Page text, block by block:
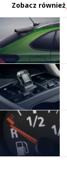
Zobacz również